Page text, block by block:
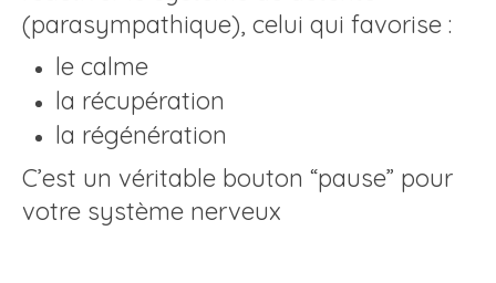
(parasympathique), celui qui favorise :
le calme
la récupération
la régénération
C’est un véritable bouton “pause” pour
votre système nerveux